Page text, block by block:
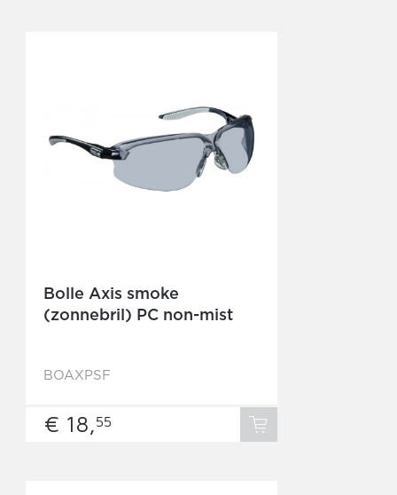
Bolle Axis smoke
(zonnebril) PC non-mist
BOAXPSF
€ 18, 55